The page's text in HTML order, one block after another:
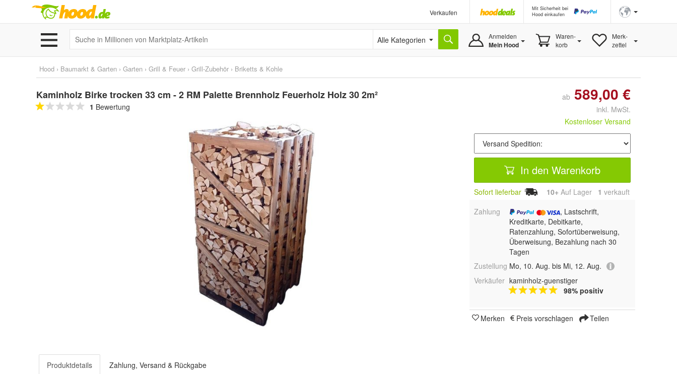
Verkaufen
Mit Sicherheit bei
Hood einkaufen
Alle Kategorien Anmelden
Mein Hood
Waren-
korb
Merk-
zettel
Hood › Baumarkt & Garten › Garten › Grill & Feuer › Grill-Zubehör › Briketts & Kohle
Kaminholz Birke trocken 33 cm - 2 RM Palette Brennholz Feuerholz Holz 30 2m²
1 Bewertung
ab 589,00 €
inkl. MwSt.
Kostenloser Versand
In den Warenkorb
Sofort lieferbar 10+ Auf Lager 1 verkauft
Zahlung
, Lastschrift,
Kreditkarte, Debitkarte,
Ratenzahlung, Sofortüberweisung,
Überweisung, Bezahlung nach 30
Tagen
Zustellung Mo, 10. Aug. bis Mi, 12. Aug.
Verkäufer kaminholz-guenstiger
98% positiv
Merken Preis vorschlagen Teilen
Produktdetails Zahlung, Versand & Rückgabe